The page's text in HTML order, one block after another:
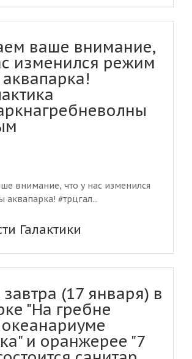
ваше внимание,
изменился режим
внимание, что у нас изменился
#трцгал...
Галактики
(17 января) в
"На гребне
и оранжерее "7